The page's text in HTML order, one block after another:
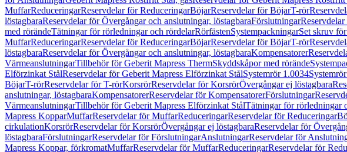
MuffarReduceringarReservdelar för ReduceringarBöjarReservdelar för BöjarT-rör
löstagbaraReservdelar för Övergångar och anslutningar, löstagbaraFörslutningar
med rörändeTätningar för rörledningar och rördelarRörfästenSystempackningarSet skruv
MuffarReduceringarReservdelar för ReduceringarBöjarReservdelar för BöjarT-rör
löstagbaraReservdelar för Övergångar och anslutningar, löstagbaraKompensatorer
VärmeanslutningarTillbehör för Geberit Mapress ThermSkyddskåpor med rörände
Elförzinkat StålReservdelar för Geberit Mapress Elförzinkat StålSystemrör 1.0034
BöjarT-rörReservdelar för T-rörKorsrörReservdelar för KorsrörÖvergångar ej löstagbara
anslutningar, löstagbaraKompensatorerReservdelar för KompensatorerFörslutningar
VärmeanslutningarTillbehör för Geberit Mapress Elförzinkat StålTätningar för rörledningar
Mapress KopparMuffarReservdelar för MuffarReduceringarReservdelar för Reduceringar
cirkulationKorsrörReservdelar för KorsrörÖvergångar ej löstagbaraReservdelar för
löstagbaraFörslutningarReservdelar för FörslutningarAnslutningarReservdelar för
Mapress Koppar, förkromatMuffarReservdelar för MuffarReduceringarReservdelar för